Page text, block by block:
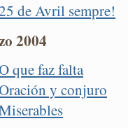
de Avril sempre!
2004
que faz falta
y conjuro